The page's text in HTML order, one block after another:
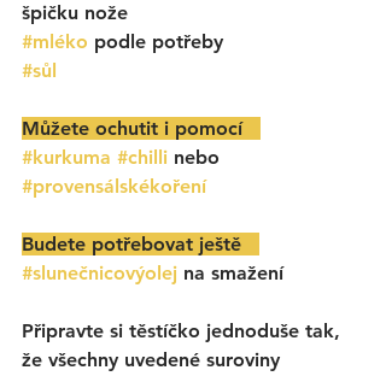
špičku nože
#mléko podle potřeby
#sůl
Můžete ochutit i pomocí
#kurkuma #chilli nebo
#provensálskékoření
Budete potřebovat ještě
#slunečnicovýolej na smažení
Připravte si těstíčko jednoduše tak,
že všechny uvedené suroviny